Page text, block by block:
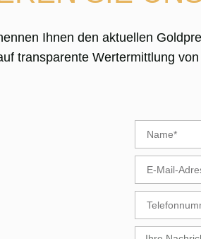
Ihnen den aktuellen
transparente Wertermittlung